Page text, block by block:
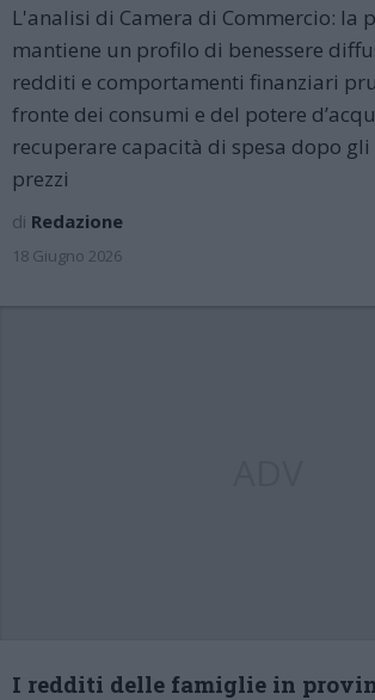
L'analisi di Camera di Commercio: la
mantiene un profilo di benessere
redditi e comportamenti finanziari
fronte dei consumi e del potere
recuperare capacità di spesa dopo
prezzi
di Redazione
18 Giugno 2026
I redditi delle famiglie in